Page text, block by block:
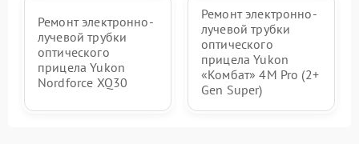
Ремонт электронно-
лучевой трубки
оптического
прицела Yukon
Nordforce XQ30
Ремонт электронно-
лучевой трубки
оптического
прицела Yukon
«Комбат» 4M Pro (2+
Gen Super)